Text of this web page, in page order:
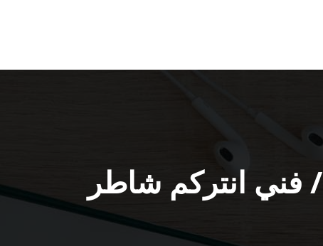
فني تركيب انتركم ميدان حولي / 66428585 / فني انتركم شاطر